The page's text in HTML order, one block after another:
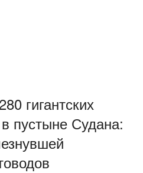
гигантских
пустыне Судана: